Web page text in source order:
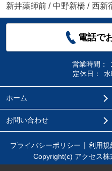
新井薬師前 / 中野新橋 / 西新
電話で
営業時間：
定休日：
ホーム
お問い合わせ
プライバシーポリシー 利用規
Copyright(c) アクセス株